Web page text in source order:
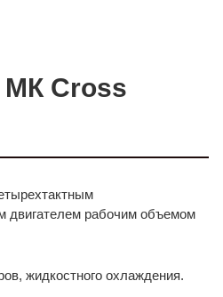
МК Cross
двигателем рабочим объемом
жидкостного охлаждения.